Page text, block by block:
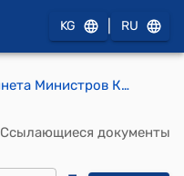
KG RU
Постановление Кабинета Министров КР от 30 ноября 2023 года № 629 "О реорганизации государственного учреждения "Военно-подсобное хозяйство "Тамга" Министерства обороны Кыргызской Республики"
Ссылающиеся документы